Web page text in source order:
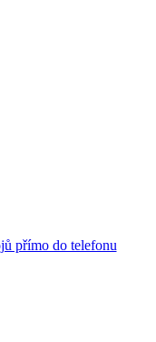
přímo do telefonu